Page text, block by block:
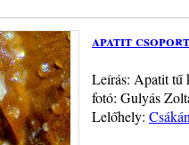
apatit csoport
Leírás: Apatit tű
fotó: Gulyás
Lelőhely: